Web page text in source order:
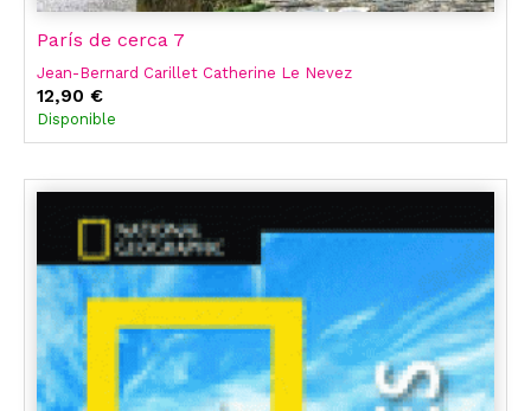
París de cerca 7
Jean-Bernard Carillet Catherine Le Nevez
12,90 €
Disponible